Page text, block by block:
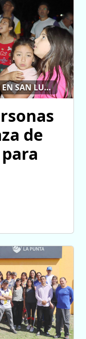
“EL CIELO ES EL MISMO, PERO EN SAN LUIS SE VE MEJOR”
de